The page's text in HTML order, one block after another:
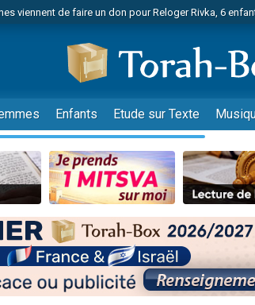
viennent de faire un don pour Reloger Rivka, 6
viennent de demander une bénédiction
de nous rejoindre sur WhatsApp
places pour étudier en groupe sur Zoom
viennent de faire un don pour Diane, 80 ans, dans
son Maasser
de nous rejoindre sur WhatsApp
de nous rejoindre sur WhatsApp
viennent de faire un don pour 5 jours de vacances
donner son Maasser
viennent de nous rejoindre sur WhatsApp
viennent de demander une bénédiction
Enfants Etude sur Texte